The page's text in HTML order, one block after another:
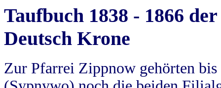
Taufbuch 1838 - 1866
Deutsch Krone
Zur Pfarrei Zippnow gehörten